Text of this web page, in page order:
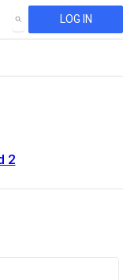
SEARCH LOG IN
2